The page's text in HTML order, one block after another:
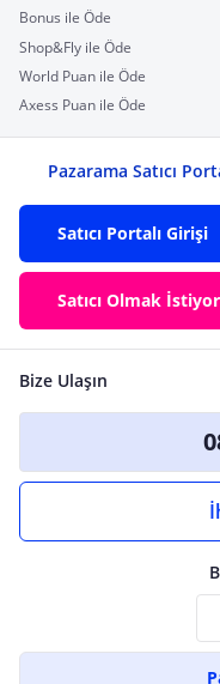
Bonus ile Öde
Shop&Fly ile Öde
World Puan ile Öde
Axess Puan ile Öde
Pazarama Satıcı
Satıcı Portalı Girişi
Satıcı Olmak
Bize Ulaşın